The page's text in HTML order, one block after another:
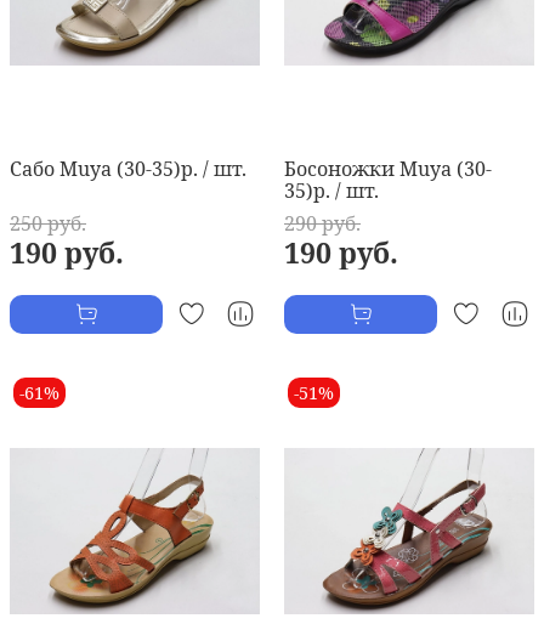
Сабо Muya (30-35)р. / шт.
250 руб.
190 руб.
Босоножки Muya (30-
35)р. / шт.
290 руб.
190 руб.
-61% -51%